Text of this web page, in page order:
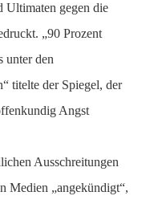
Ultimaten gegen die
„90 Prozent
unter den
titelte der Spiegel, der
Angst
Ausschreitungen
Medien „angekündigt“,